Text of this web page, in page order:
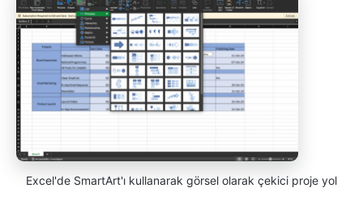
Excel'de SmartArt'ı kullanarak görsel olarak çekici proje yol